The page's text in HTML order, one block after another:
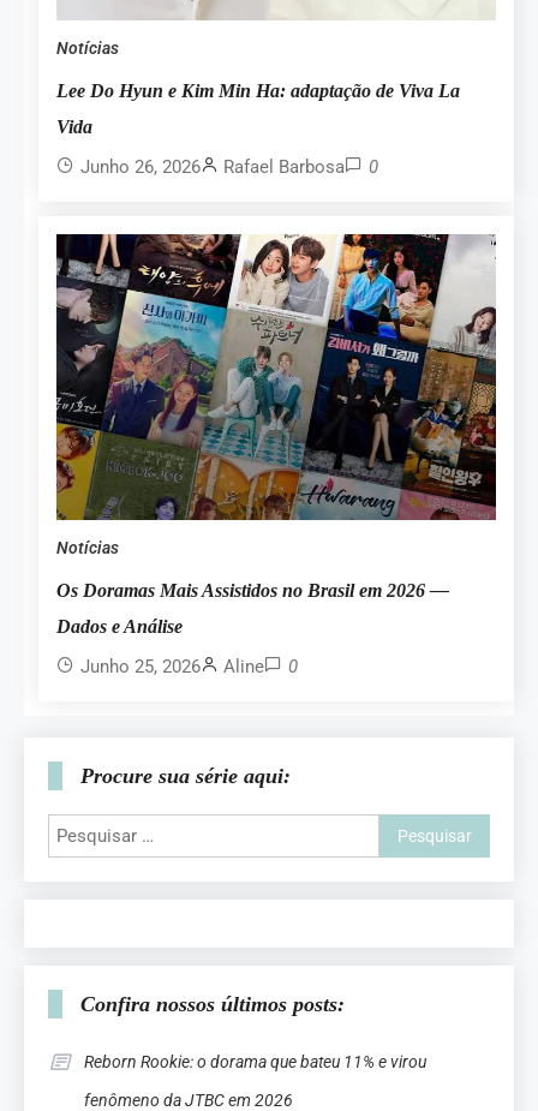
Notícias
Lee Do Hyun e Kim Min Ha: adaptação de Viva La
Vida
Junho 26, 2026 Rafael Barbosa 0
Notícias
Os Doramas Mais Assistidos no Brasil em 2026 —
Dados e Análise
Junho 25, 2026 Aline 0
Procure sua série aqui:
Confira nossos últimos posts:
Reborn Rookie: o dorama que bateu 11% e virou
fenômeno da JTBC em 2026